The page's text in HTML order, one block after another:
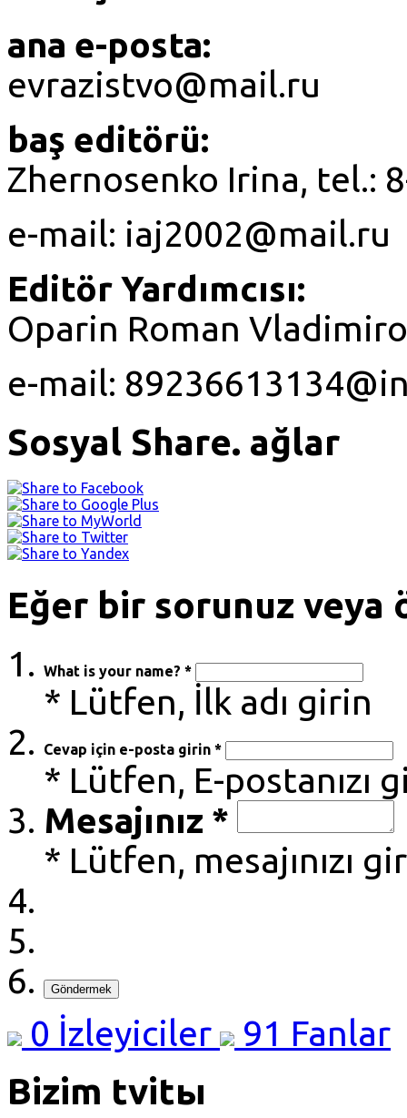
ana e-posta:
evrazistvo@mail.ru
baş editörü:
Zhernosenko Irina, tel.:
e-mail: iaj2002@mail.ru
Editör Yardımcısı:
Oparin Roman
e-mail:
Sosyal Share. ağlar
Eğer bir sorunuz veya
What is your name? *
* Lütfen, İlk adı girin
Cevap için e-posta girin *
* Lütfen, E-postanızı
Mesajınız *
* Lütfen, mesajınızı
Göndermek
0 İzleyiciler 91 Fanlar
Bizim tvitы